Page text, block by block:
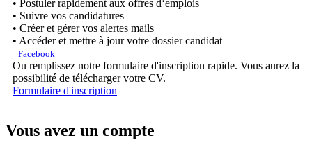
• Postuler rapidement aux offres d‘emplois
• Suivre vos candidatures
• Créer et gérer vos alertes mails
• Accéder et mettre à jour votre dossier candidat
Facebook
Ou remplissez notre formulaire d'inscription rapide. Vous aurez la
possibilité de télécharger votre CV.
Formulaire d'inscription
Vous avez un compte